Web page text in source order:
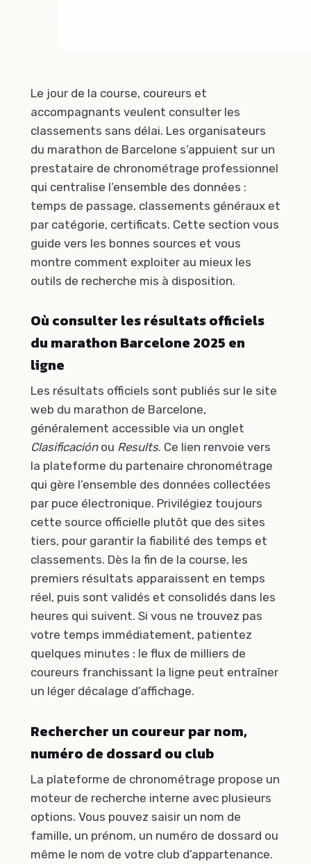
Le jour de la course, coureurs et
accompagnants veulent consulter les
classements sans délai. Les organisateurs
du marathon de Barcelone s’appuient sur un
prestataire de chronométrage professionnel
qui centralise l’ensemble des données :
temps de passage, classements généraux et
par catégorie, certificats. Cette section vous
guide vers les bonnes sources et vous
montre comment exploiter au mieux les
outils de recherche mis à disposition.
Où consulter les résultats officiels
du marathon Barcelone 2025 en
ligne
Les résultats officiels sont publiés sur le site
web du marathon de Barcelone,
généralement accessible via un onglet
Clasificaciónou Results. Ce lien renvoie vers
la plateforme du partenaire chronométrage
qui gère l’ensemble des données collectées
par puce électronique. Privilégiez toujours
cette source officielle plutôt que des sites
tiers, pour garantir la fiabilité des temps et
classements. Dès la fin de la course, les
premiers résultats apparaissent en temps
réel, puis sont validés et consolidés dans les
heures qui suivent. Si vous ne trouvez pas
votre temps immédiatement, patientez
quelques minutes : le flux de milliers de
coureurs franchissant la ligne peut entraîner
un léger décalage d’affichage.
Rechercher un coureur par nom,
numéro de dossard ou club
La plateforme de chronométrage propose un
moteur de recherche interne avec plusieurs
options. Vous pouvez saisir un nom de
famille, un prénom, un numéro de dossard ou
même le nom de votre club d’appartenance.